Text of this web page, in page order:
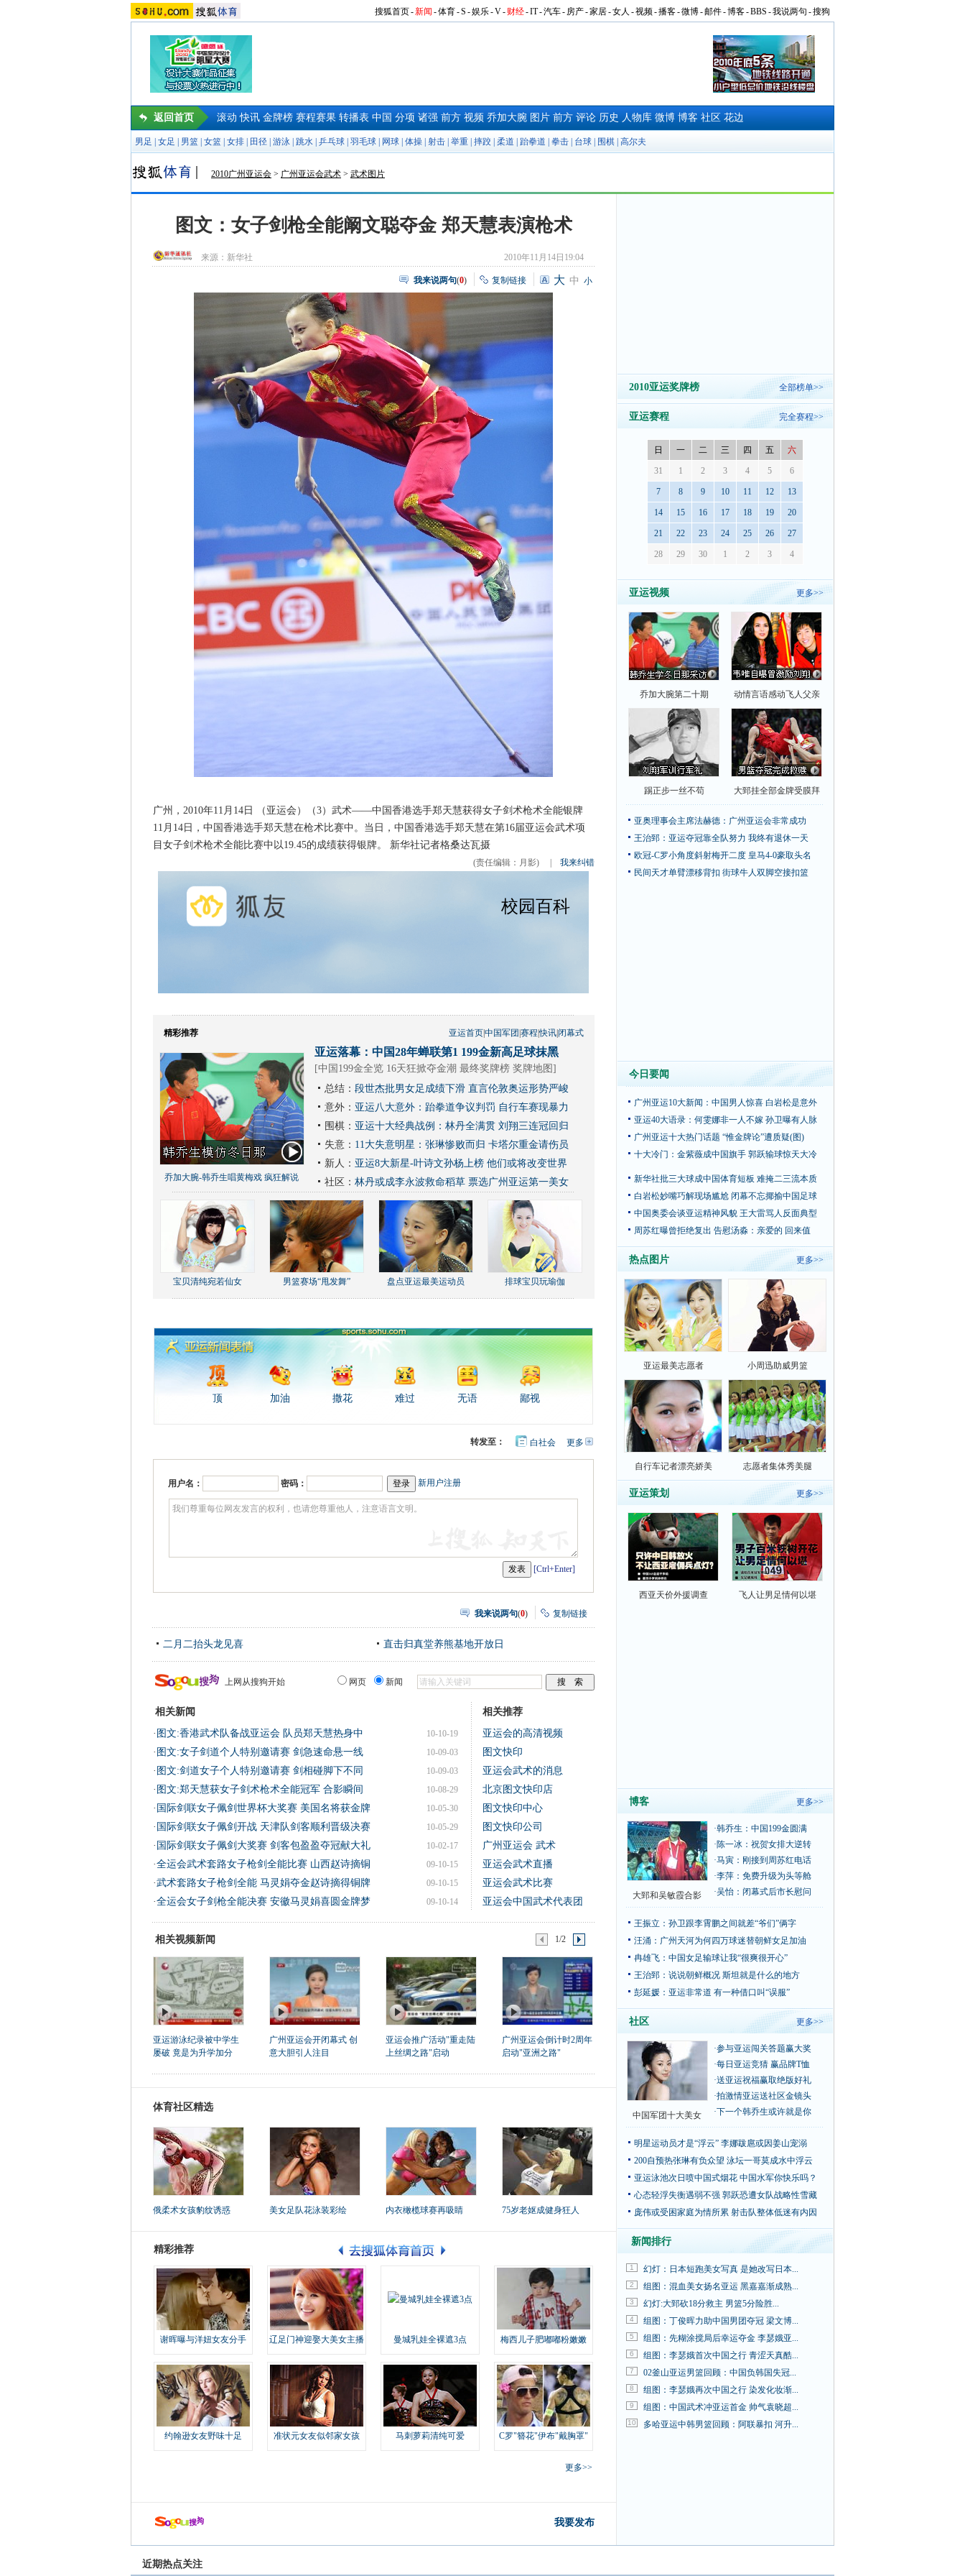
搜狐首页-新闻 -体育-S -娱乐-V- 财经-IT-汽车- 房产-家居-女人 -视频-播客-微博-邮件-博客-BBS -我说两句 -搜狗
返回首页 滚动 快讯 金牌榜 赛程赛果 转播表 中国 分项 诸强 前方 视频 乔加大腕 图片 前方 评论 历史 人物库 微博 博客 社区 花边
男足 女足 男篮 女篮 女排 田径 游泳 跳水 乒乓球 羽毛球 网球 体操 射击 举重 摔跤 柔道 跆拳道 拳击 台球 围棋 高尔夫
2010广州亚运会 > 广州亚运会武术 > 武术图片
图文：女子剑枪全能阚文聪夺金 郑天慧表演枪术
来源： 新华社 2010年11月14日19:04
我来说两句(0) 复制链接 大 中 小
广州，2010年11月14日 （亚运会）（3）武术——中国香港选手郑天慧获得女子剑术枪术全能银牌
11月14日，中国香港选手郑天慧在枪术比赛中。当日，中国香港选手郑天慧在第16届亚运会武术项
目女子剑术枪术全能比赛中以19.45的成绩获得银牌。 新华社记者格桑达瓦摄
(责任编辑：月影) 我来纠错
精彩推荐 亚运首页|中国军团 赛程|快讯|闭幕式
乔加大腕-韩乔生唱黄梅戏 疯狂解说
亚运落幕：中国28年蝉联第1 199金新高足球抹黑
[中国199金全览 16天狂掀夺金潮 最终奖牌榜 奖牌地图 ]
总结： 段世杰批男女足成绩下滑 直言伦敦奥运形势严峻
意外： 亚运八大意外：跆拳道争议判罚 自行车赛现暴力
围棋： 亚运十大经典战例：林丹全满贯 刘翔三连冠回归
失意： 11大失意明星：张琳惨败而归 卡塔尔重金请伤员
新人： 亚运8大新星-叶诗文孙杨上榜 他们或将改变世界
社区： 林丹或成李永波救命稻草 票选广州亚运第一美女
宝贝清纯宛若仙女 男篮赛场“甩发舞” 盘点亚运最美运动员 排球宝贝玩瑜伽
顶 加油 撒花 难过 无语 鄙视
更多开
转发至： 白社会
用户名： 密码： 新用户注册
[Ctrl+Enter]
我来说两句(0) 复制链接
二月二抬头龙见喜 直击归真堂养熊基地开放日
上网从搜狗开始 网页 新闻
相关新闻
10-10-19
· 图文:香港武术队备战亚运会 队员郑天慧热身中
10-09-03
· 图文:女子剑道个人特别邀请赛 剑急速命悬一线
10-09-03
· 图文:剑道女子个人特别邀请赛 剑相碰脚下不同
10-08-29
· 图文:郑天慧获女子剑术枪术全能冠军 合影瞬间
10-05-30
· 国际剑联女子佩剑世界杯大奖赛 美国名将获金牌
10-05-29
· 国际剑联女子佩剑开战 天津队剑客顺利晋级决赛
10-02-17
· 国际剑联女子佩剑大奖赛 剑客包盈盈夺冠献大礼
09-10-15
·全运会武术套路女子枪剑全能比赛 山西赵诗摘铜
09-10-15
·武术套路女子枪剑全能 马灵娟夺金赵诗摘得铜牌
09-10-14
·全运会女子剑枪全能决赛 安徽马灵娟喜圆金牌梦
相关推荐
亚运会的高清视频
图文快印
亚运会武术的消息
北京图文快印店
图文快印中心
图文快印公司
广州亚运会 武术
亚运会武术直播
亚运会武术比赛
亚运会中国武术代表团
相关视频新闻 1/2
亚运游泳纪录被中学生
屡破 竟是为升学加分
广州亚运会开闭幕式 创
意大胆引人注目
亚运会推广活动"重走陆
上丝绸之路"启动
广州亚运会倒计时2周年
启动"亚洲之路"
体育社区精选
俄柔术女孩豹纹诱惑 美女足队花泳装彩绘 内衣橄榄球赛再吸睛 75岁老妪成健身狂人
精彩推荐
谢晖曝与洋妞女友分手 辽足门神迎娶大美女主播 曼城乳娃全裸遮3点 梅西儿子肥嘟嘟粉嫩嫩
约翰逊女友野味十足 准状元女友似邻家女孩 马刺萝莉清纯可爱 C罗"簪花"伊布"戴胸罩"
更多>>
我要发布
2010亚运奖牌榜 全部榜单>>
亚运赛程 完全赛程>>
日 一 二 三 四 五 六
31 1 2 3 4 5 6
7 8 9 10 11 12 13
14 15 16 17 18 19 20
21 22 23 24 25 26 27
28 29 30 1 2 3 4
亚运视频 更多>>
乔加大腕第二十期 动情言语感动飞人父亲
踢正步一丝不苟 大郅挂全部金牌受膜拜
亚奥理事会主席法赫德：广州亚运会非常成功
王治郅：亚运夺冠靠全队努力 我终有退休一天
欧冠-C罗小角度斜射梅开二度 皇马4-0豪取头名
民间天才单臂漂移背扣 街球牛人双脚空接扣篮
今日要闻
广州亚运10大新闻：中国男人惊喜 白岩松是意外
亚运40大语录：何雯娜非一人不嫁 孙卫曝有人脉
广州亚运十大热门话题 “惟金牌论”遭质疑(图)
十大冷门：金紫薇成中国旗手 郭跃输球惊天大冷
新华社批三大球成中国体育短板 难掩二三流本质
白岩松妙嘴巧解现场尴尬 闭幕不忘揶揄中国足球
中国奥委会谈亚运精神风貌 王大雷骂人反面典型
周苏红曝曾拒绝复出 告慰汤淼：亲爱的 回来值
热点图片 更多>>
亚运最美志愿者 小周迅助威男篮
自行车记者漂亮娇美 志愿者集体秀美腿
亚运策划 更多>>
西亚天价外援调查 飞人让男足情何以堪
博客 更多>>
大郅和吴敏霞合影
·韩乔生：中国199金圆满
·陈一冰：祝贺女排大逆转
·马寅：刚接到周苏红电话
·李萍：免费升级为头等舱
·吴怡：闭幕式后市长慰问
王振立：孙卫跟李霄鹏之间就差“爷们”俩字
汪涌：广州天河为何四万球迷替朝鲜女足加油
冉雄飞：中国女足输球让我“很爽很开心”
王治郅：说说朝鲜概况 斯坦就是什么的地方
彭延媛：亚运非常道 有一种借口叫“误服”
社区 更多>>
中国军团十大美女
·参与亚运闯关答题赢大奖
·每日亚运竞猜 赢品牌T恤
·送亚运祝福赢取绝版好礼
·拍激情亚运送社区金镜头
·下一个韩乔生或许就是你
明星运动员才是“浮云” 李娜跋扈或因姜山宠溺
200自预热张琳有负众望 泳坛一哥莫成水中浮云
亚运泳池次日喷中国式烟花 中国水军你快乐吗？
心态轻浮失衡遇弱不强 郭跃恐遭女队战略性雪藏
庞伟或受困家庭为情所累 射击队整体低迷有内因
新闻排行
1 幻灯：日本短跑美女写真 是她改写日本...
2 组图：混血美女扬名亚运 黑嘉嘉渐成熟...
3 幻灯:大郅砍18分救主 男篮5分险胜...
4 组图：丁俊晖力助中国男团夺冠 梁文博...
5 组图：先糊涂搅局后幸运夺金 李瑟娥亚...
6 组图：李瑟娥首次中国之行 青涩天真酷...
7 02釜山亚运男篮回顾：中国负韩国失冠...
8 组图：李瑟娥再次中国之行 染发化妆渐...
9 组图：中国武术冲亚运首金 帅气袁晓超...
10 多哈亚运中韩男篮回顾：阿联暴扣 河升...
近期热点关注